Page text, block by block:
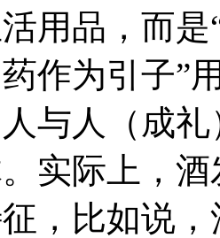
用品，而
作为引子”
人与人（成
实际上，
，比如说